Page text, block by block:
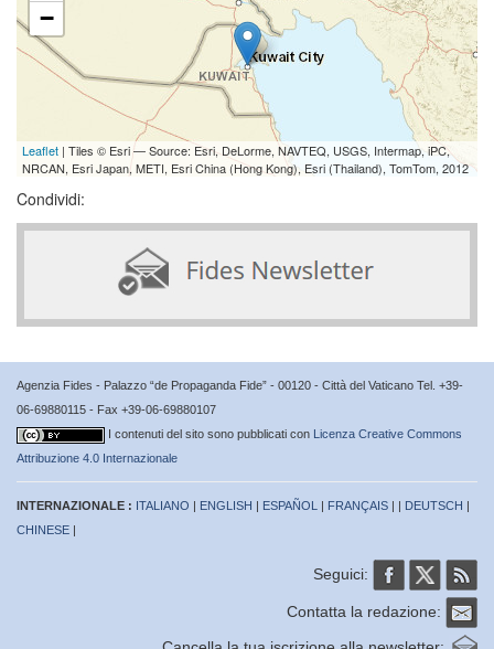
−
Leaflet | Tiles © Esri — Source: Esri, DeLorme, NAVTEQ, USGS, Intermap, iPC,
NRCAN, Esri Japan, METI, Esri China (Hong Kong), Esri (Thailand), TomTom, 2012
Condividi:
Agenzia Fides - Palazzo “de Propaganda Fide” - 00120 - Città del Vaticano Tel. +39-
06-69880115 - Fax +39-06-69880107
I contenuti del sito sono pubblicati con Licenza Creative Commons
Attribuzione 4.0 Internazionale
INTERNAZIONALE : ITALIANO | ENGLISH | ESPAÑOL | FRANÇAIS | | DEUTSCH |
CHINESE |
Seguici:
Contatta la redazione: